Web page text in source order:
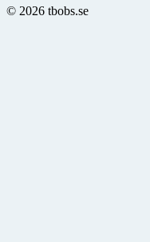
© 2026 tbobs.se